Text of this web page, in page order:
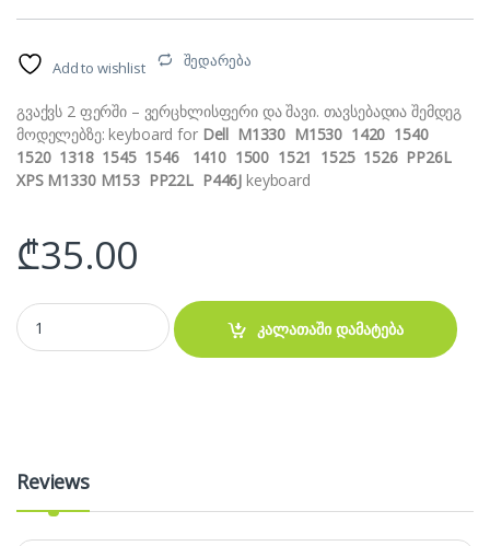
Add to wishlist შედარება
გვაქვს 2 ფერში – ვერცხლისფერი და შავი. თავსებადია შემდეგ
მოდელებზე: keyboard for Dell M1330 M1530 1420 1540
1520 1318 1545 1546
1410 1500 1521 1525 1526 PP26L
XPS M1330 M153 PP22L P446J keyboard
₾35.00
კლავიატურა Dell 1545 1520 1525 1535 M1410 V1500 quantity
კალათაში დამატება
Reviews